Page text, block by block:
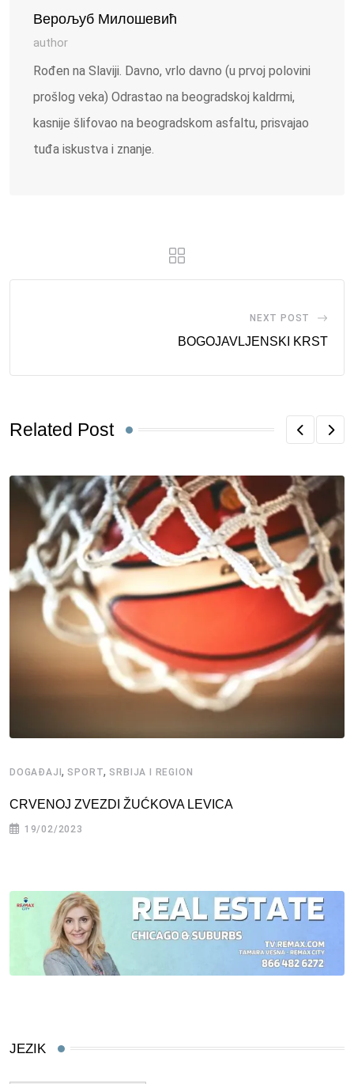
Верољуб Милошевић
author
Rođen na Slaviji. Davno, vrlo davno (u prvoj polovini
prošlog veka) Odrastao na beogradskoj kaldrmi,
kasnije šlifovao na beogradskom asfaltu, prisvajao
tuđa iskustva i znanje.
NEXT POST
BOGOJAVLJENSKI KRST
Related Post
DOGAĐAJI, SPORT, SRBIJA I REGION
CRVENOJ ZVEZDI ŽUĆKOVA LEVICA
19/02/2023
JEZIK